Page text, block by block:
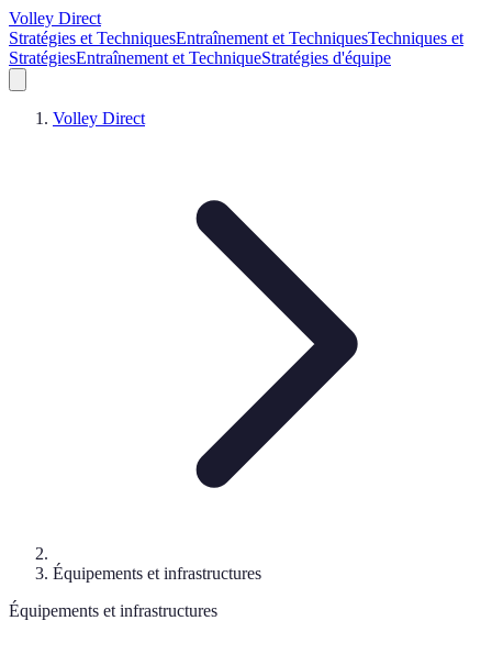
Volley Direct
Stratégies et TechniquesEntraînement et TechniquesTechniques et
StratégiesEntraînement et TechniqueStratégies d'équipe
Volley Direct
Équipements et infrastructures
Équipements et infrastructures